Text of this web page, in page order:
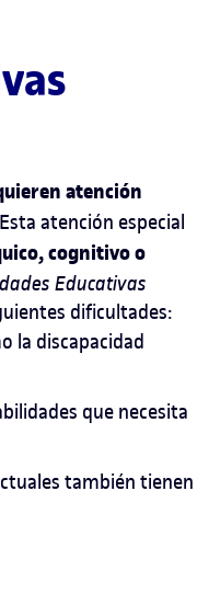
atención
atención especial
cognitivo o
Educativas
dificultades:
la discapacidad
que necesita
también tienen